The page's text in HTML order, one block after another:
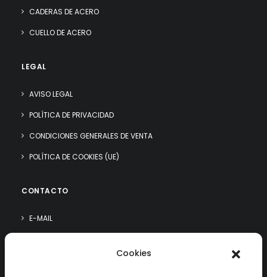
Cookies
CADERAS DE ACERO
CUELLO DE ACERO
LEGAL
AVISO LEGAL
POLÍTICA DE PRIVACIDAD
CONDICIONES GENERALES DE VENTA
POLÍTICA DE COOKIES (UE)
CONTACTO
E-MAIL